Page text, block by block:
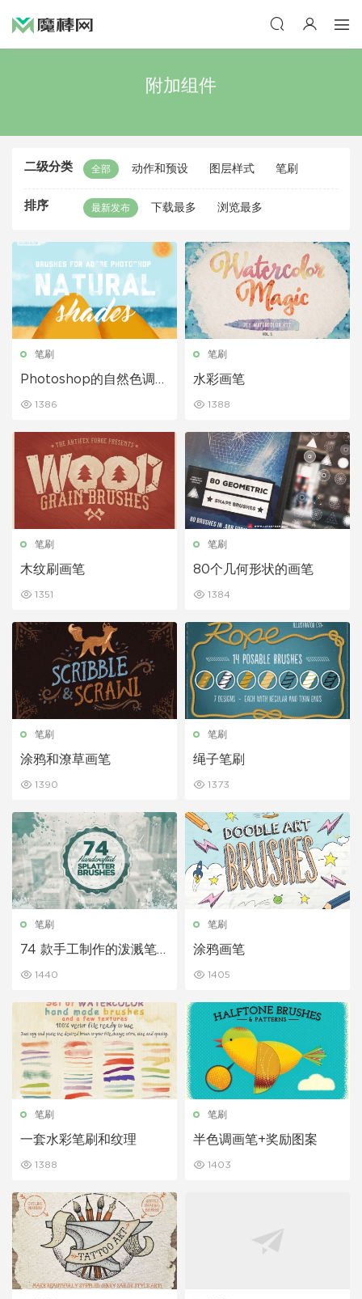
附加组件
二级分类 全部 动作和预设 图层样式 笔刷
排序 最新发布 下载最多 浏览最多
笔刷
Photoshop的自然色调画
1386
笔刷
水彩画笔
1388
笔刷
木纹刷画笔
1351
笔刷
80个几何形状的画笔
1384
笔刷
涂鸦和潦草画笔
1390
笔刷
绳子笔刷
1373
笔刷
74 款手工制作的泼溅笔
1440
笔刷
涂鸦画笔
1405
笔刷
一套水彩笔刷和纹理
1388
笔刷
半色调画笔+奖励图案
1403